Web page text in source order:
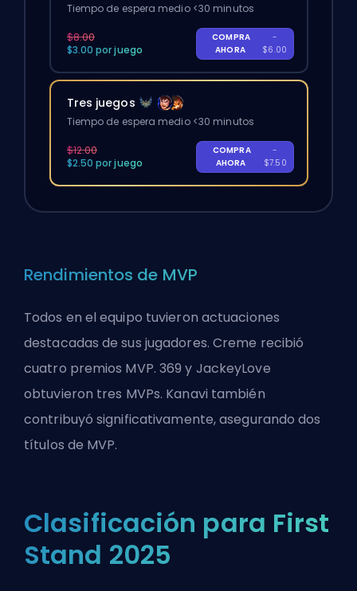
Tiempo de espera medio <30 minutos
$8.00
$3.00 por juego
COMPRA
AHORA
-
$6.00
Tres juegos
Tiempo de espera medio <30 minutos
$12.00
$2.50 por juego
COMPRA
AHORA
-
$7.50
Rendimientos de MVP
Todos en el equipo tuvieron actuaciones
destacadas de sus jugadores. Creme recibió
cuatro premios MVP. 369 y JackeyLove
obtuvieron tres MVPs. Kanavi también
contribuyó significativamente, asegurando dos
títulos de MVP.
Clasificación para First
Stand 2025